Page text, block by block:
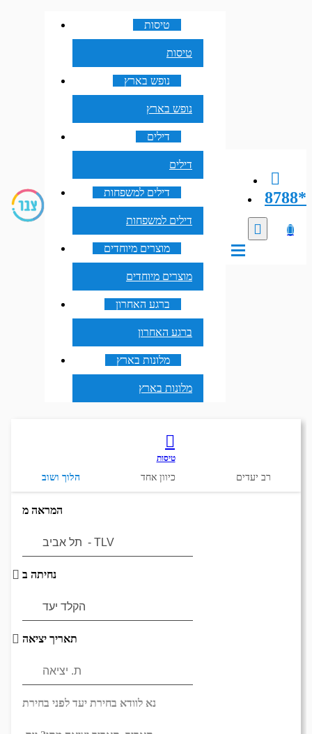
8788*
טיסות
טיסות
נופש בארץ
נופש בארץ
דילים
דילים
דילים למשפחות
דילים למשפחות
מוצרים מיוחדים
מוצרים מיוחדים
ברגע האחרון
ברגע האחרון
מלונות בארץ
מלונות בארץ
טיסות
הלוך ושוב כיוון אחד רב יעדים
המראה מ
נחיתה ב
תאריך יציאה
נא לוודא בחירת יעד לפני בחירת